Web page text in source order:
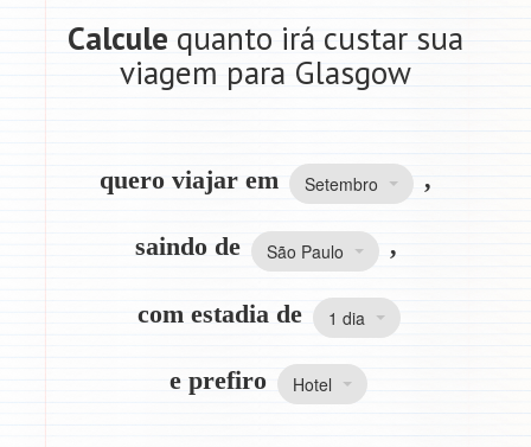
Calcule quanto irá custar sua
viagem para Glasgow
quero viajar em Setembro ,
saindo de São Paulo ,
com estadia de 1 dia
e prefiro Hotel